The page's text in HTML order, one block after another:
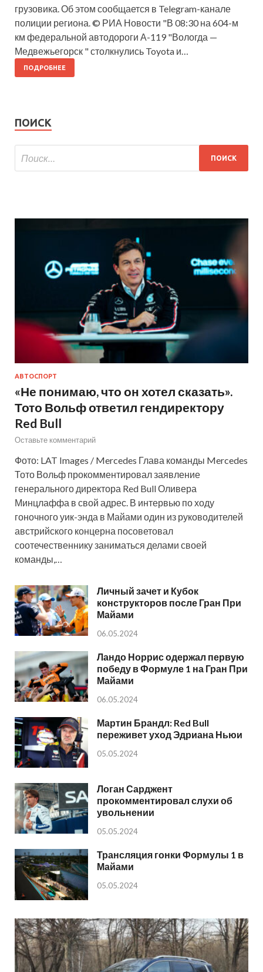
грузовика. Об этом сообщается в Telegram-канале
полиции региона. © РИА Новости "В 08:30 на 604-м
км федеральной автодороги А-119 "Вологда —
Медвежьегорск " столкнулись Toyota и…
ПОДРОБНЕЕ
ПОИСК
АВТОСПОРТ
«Не понимаю, что он хотел сказать».
Тото Вольф ответил гендиректору
Red Bull
Оставьте комментарий
Фото: LAT Images / Mercedes Глава команды Mercedes
Тото Вольф прокомментировал заявление
генерального директора Red Bull Оливера
Минцлаффа в свой адрес. В интервью по ходу
гоночного уик-энда в Майами один из руководителей
австрийского концерна посоветовал
соотечественнику заниматься делами своей
команды,…
Личный зачет и Кубок
конструкторов после Гран При
Майами
06.05.2024
Ландо Норрис одержал первую
победу в Формуле 1 на Гран При
Майами
06.05.2024
Мартин Брандл: Red Bull
переживет уход Эдриана Ньюи
05.05.2024
Логан Сарджент
прокомментировал слухи об
увольнении
05.05.2024
Трансляция гонки Формулы 1 в
Майами
05.05.2024